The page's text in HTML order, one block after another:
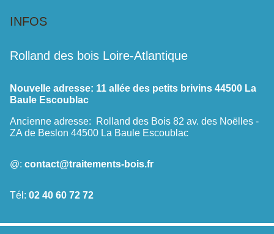
INFOS
Rolland des bois Loire-Atlantique
Nouvelle adresse: 11 allée des petits brivins 44500 La
Baule Escoublac
Ancienne adresse:
Rolland des Bois 82 av. des Noëlles -
ZA de Beslon 44500 La Baule Escoublac
@: contact@traitements-bois.fr
Tél: 02 40 60 72 72